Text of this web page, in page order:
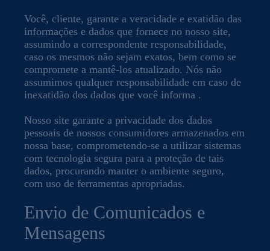
Você, cliente, garante a veracidade e exatidão das
informações e dados que fornece no nosso site,
assumindo a correspondente responsabilidade,
caso os mesmos não sejam exatos, bem como se
compromete a mantê-los atualizado. Nós não
assumimos qualquer responsabilidade em caso de
inexatidão dos dados que você informa .
Nosso site garante a privacidade dos dados
pessoais de nossos consumidores armazenados em
nossa base, comprometendo-se a utilizar sistemas
com tecnologia segura para a proteção de tais
dados, procurando manter o ambiente seguro,
com uso de ferramentas apropriadas.
Envio de Comunicados e
Mensagens